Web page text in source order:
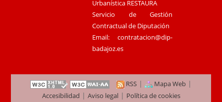
Urbanística RESTAURA
Servicio de Gestión
Contractual de Diputación
Email:contratacion@dip-
badajoz.es
RSS | Mapa Web |
Accesibilidad | Aviso legal| Política de cookies